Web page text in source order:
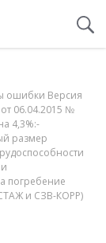
ошибки Версия
06.04.2015 №
4,3%:-
размер
погребение
и СЗВ-КОРР)